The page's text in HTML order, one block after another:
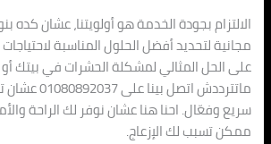
الالتزام بجودة الخدمة هو أولويتنا، عشان كده
مجانية لتحديد أفضل الحلول المناسبة
على الحل المثالي لمشكلة الحشرات في بيتك
ماتترددش اتصل
سريع وفعّال. احنا هنا عشان نوفر لك الراحة
ممكن تسبب لك الإزعاج.